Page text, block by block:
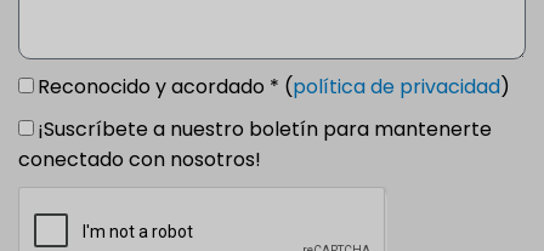
Reconocido y acordado * (política de privacidad)
¡Suscríbete a nuestro boletín para mantenerte
conectado con nosotros!